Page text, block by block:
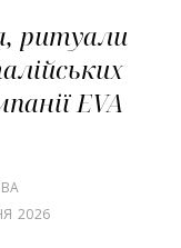
ритуали
EVA
2026